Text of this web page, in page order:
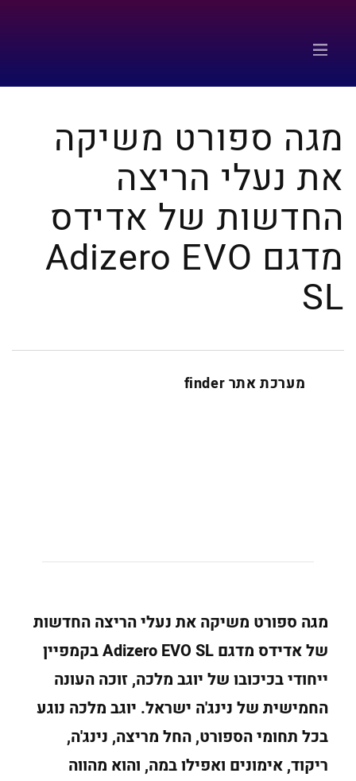
מגה ספורט משיקה
את נעלי הריצה
החדשות של אדידס
מדגם Adizero EVO
SL
מערכת אתר finder
מגה ספורט משיקה את נעלי הריצה החדשות
של אדידס מדגם Adizero EVO SLבקמפיין
ייחודי בכיכובו של יוגב מלכה, זוכה העונה
החמישית של נינג'ה ישראל. יוגב מלכה נוגע
בכל תחומי הספורט, החל מריצה, נינג'ה,
ריקוד, אימונים ואפילו במה, והוא מהווה